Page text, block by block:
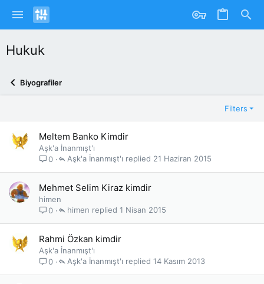
Hukuk
Biyografiler
Filters
Meltem Banko Kimdir
Aşk'a İnanmışt'ı
0
21 Haziran 2015
Aşk'a İnanmışt'ı
Mehmet Selim Kiraz kimdir
himen
0
1 Nisan 2015
himen
Rahmi Özkan kimdir
Aşk'a İnanmışt'ı
0
14 Kasım 2013
Aşk'a İnanmışt'ı